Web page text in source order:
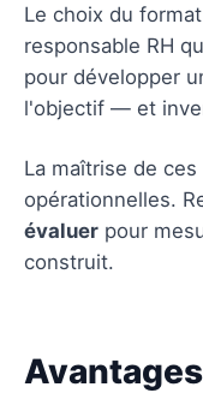
Le choix du
responsable RH
pour développer
l'objectif — et
La maîtrise de
opérationnelles.
évaluer pour
construit.